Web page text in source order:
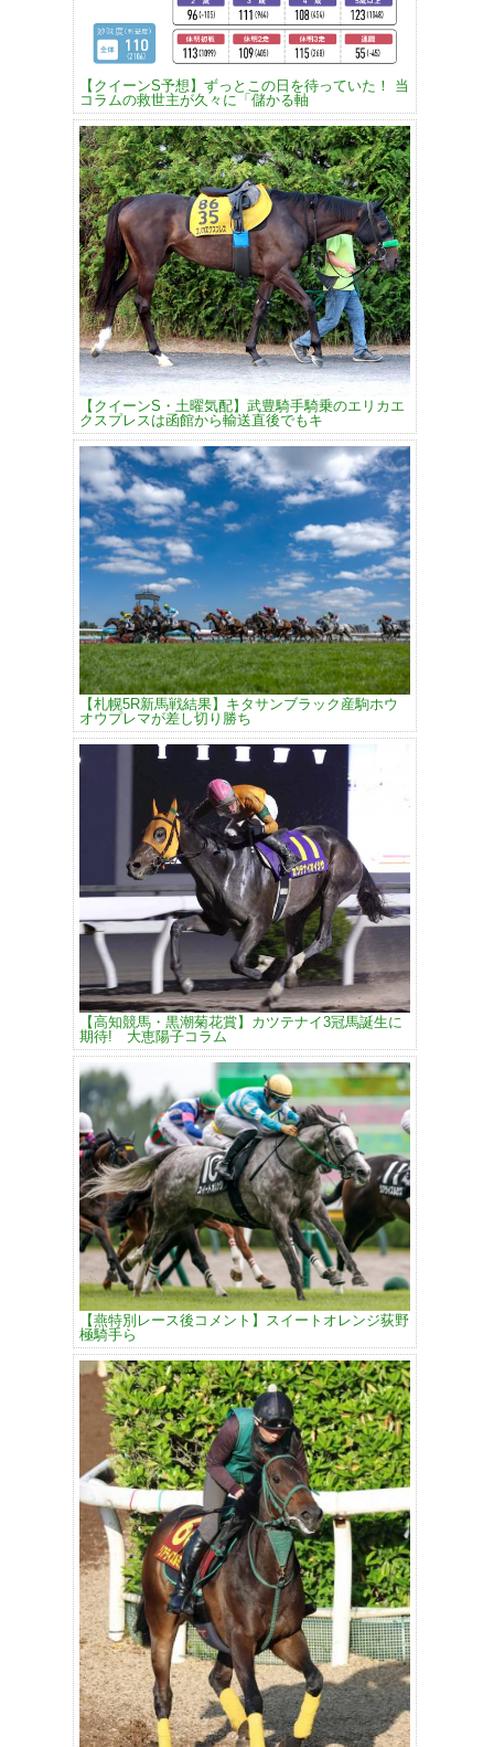
【クイーンS予想】ずっとこの日を待っていた！ 当
コラムの救世主が久々に「儲かる軸
【クイーンS・土曜気配】武豊騎手騎乗のエリカエ
クスプレスは函館から輸送直後でもキ
【札幌5R新馬戦結果】キタサンブラック産駒ホウ
オウプレマが差し切り勝ち
【高知競馬・黒潮菊花賞】カツテナイ3冠馬誕生に
期待! 大恵陽子コラム
【燕特別レース後コメント】スイートオレンジ荻野
極騎手ら